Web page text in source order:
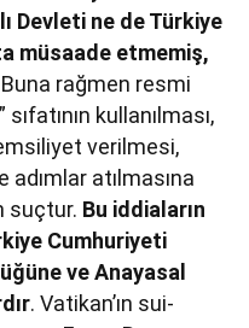
Devleti ne de Türkiye
müsaade etmemiş,
Buna rağmen resmi
kullanılması,
verilmesi,
atılmasına
suçtur. Bu iddiaların
Cumhuriyeti
ve Anayasal
. Vatikan’ın sui-